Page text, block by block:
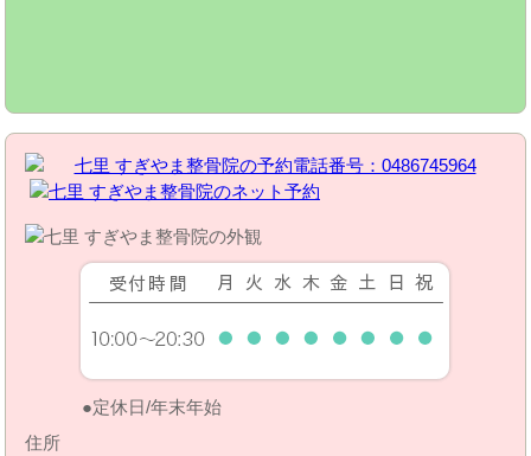
定休日/年末年始
住所